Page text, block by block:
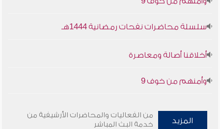
المزيد
من الفعاليات والمحاضرات الأرشيفية من
خدمة البث المباشر